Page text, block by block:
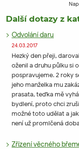
Další dotazy z
Odvolání daru
24.03.2017
Hezký den přeji,
oženil a druhu půlku si
pospravujeme. 2 roky
jeho manželka mu
prasata, teďka mě
bydlení, proto chci
možné toto udělat a
není už promlčená
Zřízení věcného